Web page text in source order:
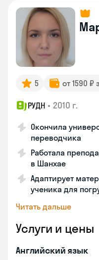
5 от 1590 ₽
РУДН • 2010 г.
Окончила
переводчика
Работала
в Шанхае
Адаптирует
ученика для
Читать дальше
Услуги и цены
Английский язык